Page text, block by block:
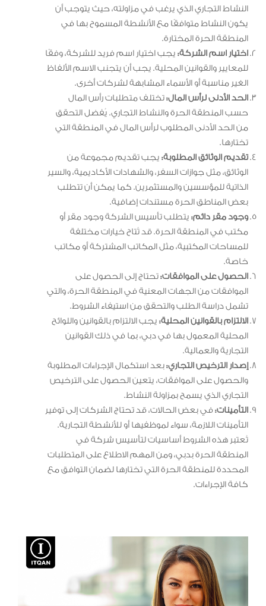
النشاط التجاري الذي يرغب في مزاولته، حيث يتوجب أن
يكون النشاط متوافقًا مع الأنشطة المسموح بها في
المنطقة الحرة المختارة.
اختيار اسم الشركة: يجب اختيار اسم فريد للشركة، وفقًا
للمعايير والقوانين المحلية. يجب أن يتجنب الاسم الألفاظ
الغير مناسبة أو الأسماء المشابهة لشركات أخرى.
الحد الأدنى لرأس المال:تختلف متطلبات رأس المال
حسب المنطقة الحرة والنشاط التجاري. يُفضل التحقق
من الحد الأدنى المطلوب لرأس المال في المنطقة التي
تختارها.
تقديم الوثائق المطلوبة: يجب تقديم مجموعة من
الوثائق، مثل جوازات السفر، والشهادات الأكاديمية، والسير
الذاتية للمؤسسين والمستثمرين. كما يمكن أن تتطلب
بعض المناطق الحرة مستندات إضافية.
وجود مقر دائم: يتطلب تأسيس الشركة وجود مقر أو
مكتب في المنطقة الحرة. قد تُتاح خيارات مختلفة
للمساحات المكتبية، مثل المكاتب المشتركة أو مكاتب
خاصة.
الحصول على الموافقات:تحتاج إلى الحصول على
الموافقات من الجهات المعنية في المنطقة الحرة، والتي
تشمل دراسة الطلب والتحقق من استيفاء الشروط.
الالتزام بالقوانين المحلية: يجب الالتزام بالقوانين واللوائح
المحلية المعمول بها في دبي، بما في ذلك القوانين
التجارية والعمالية.
إصدار الترخيص التجاري:بعد استكمال الإجراءات المطلوبة
والحصول على الموافقات، يتعين الحصول على الترخيص
التجاري الذي يسمح بمزاولة النشاط.
التأمينات:في بعض الحالات، قد تحتاج الشركات إلى توفير
التأمينات اللازمة، سواء لموظفيها أو للأنشطة التجارية.
تُعتبر هذه الشروط أساسيات لتأسيس شركة في
المنطقة الحرة بدبي، ومن المهم الاطلاع على المتطلبات
المحددة للمنطقة الحرة التي تختارها لضمان التوافق مع
كافة الإجراءات.